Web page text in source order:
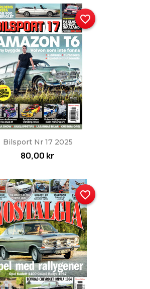
Bilsport Nr 17 2025
80,00 kr
favorite_border
favorite_border